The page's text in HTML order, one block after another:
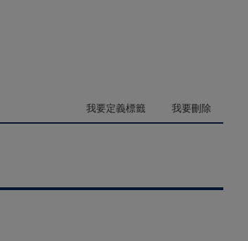
我要定義標籤 我要刪除